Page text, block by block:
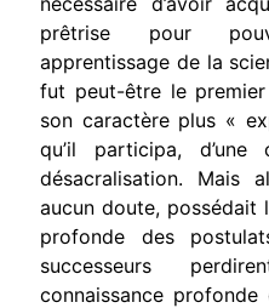
prêtrise pour
apprentissage de la
fut peut-être le
son caractère plus «
qu’il participa,
désacralisation. Mais
aucun doute, possédait
profonde des
successeurs
connaissance profonde